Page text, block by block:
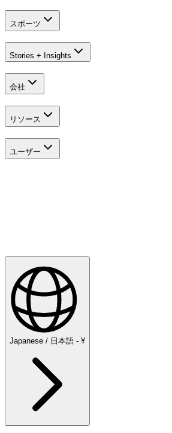
探検する Golf
スポーツ
Stories + Insights
会社
リソース
ユーザー
Japanese / 日本語 - ¥